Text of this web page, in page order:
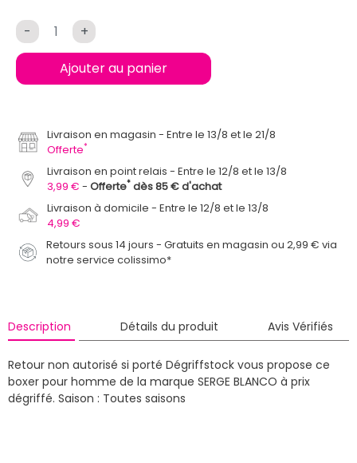
- +
Ajouter au panier
Livraison en magasin
Entre le 13/8 et le 21/8
Offerte*
Livraison en point relais
Entre le 12/8 et le 13/8
3,99 €
Offerte* dès 85 € d'achat
Livraison à domicile
Entre le 12/8 et le 13/8
4,99 €
Retours sous 14 jours - Gratuits en magasin ou 2,99 € via
notre service colissimo*
Description Détails du produit Avis Vérifiés
Retour non autorisé si porté Dégriffstock vous propose ce
boxer pour homme de la marque SERGE BLANCO à prix
dégriffé. Saison : Toutes saisons